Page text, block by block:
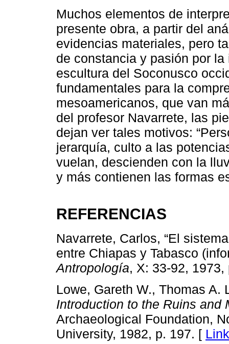
Muchos elementos de
presente obra, a partir del
evidencias materiales, pero
de constancia y pasión por
escultura del Soconusco
fundamentales para la
mesoamericanos, que van
del profesor Navarrete, las
dejan ver tales motivos:
jerarquía, culto a las
vuelan, descienden con la
y más contienen las formas
REFERENCIAS
Navarrete, Carlos, “El
entre Chiapas y Tabasco
Antropología, X: 33-92,
Lowe, Gareth W., Thomas
Introduction to the Ruins and
Archaeological Foundation,
University, 1982, p. 197. [